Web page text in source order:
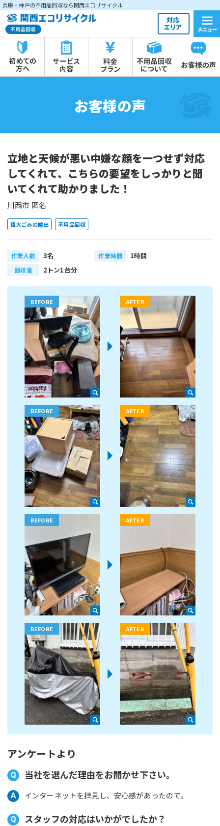
兵庫・神戸の不用品回収なら関西エコリサイクル
お客様の声
立地と天候が悪い中嫌な顔を一つせず対応
してくれて、こちらの要望をしっかりと聞
いてくれて助かりました！
川西市 匿名
粗大ごみの搬出 不用品回収
作業人数 3名 作業時間 1時間
回収量 2トン1台分
アンケートより
当社を選んだ理由をお聞かせ下さい。
インターネットを拝見し、安心感があったので。
スタッフの対応はいかがでしたか？